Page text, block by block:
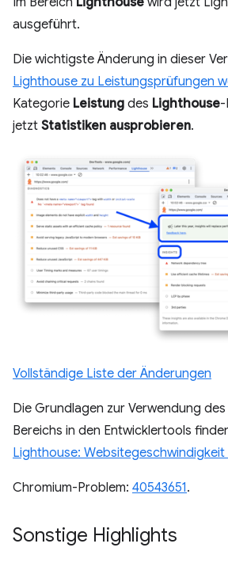
ausgeführt.
Die wichtigste Änderung in dieser
Lighthouse zu Leistungsprüfungen
Kategorie Leistung des Lighthouse-
jetzt Statistiken ausprobieren.
Vollständige Liste der Änderungen
Die Grundlagen zur Verwendung des
Bereichs in den Entwicklertools
Lighthouse:
Chromium-Problem: 40543651.
Sonstige Highlights